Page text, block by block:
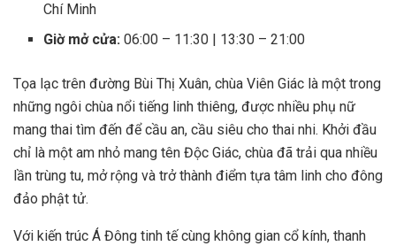
Chí Minh
Giờ mở cửa: 06:00 – 11:30 | 13:30 – 21:00
Tọa lạc trên đường Bùi Thị Xuân, chùa Viên Giác là một trong
những ngôi chùa nổi tiếng linh thiêng, được nhiều phụ nữ
mang thai tìm đến để cầu an, cầu siêu cho thai nhi. Khởi đầu
chỉ là một am nhỏ mang tên Độc Giác, chùa đã trải qua nhiều
lần trùng tu, mở rộng và trở thành điểm tựa tâm linh cho đông
đảo phật tử.
Với kiến trúc Á Đông tinh tế cùng không gian cổ kính, thanh